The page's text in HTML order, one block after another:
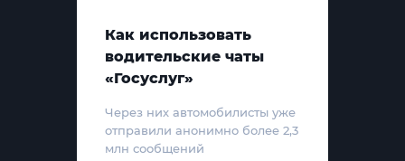
Как использовать
водительские чаты
«Госуслуг»
Через них автомобилисты уже
отправили анонимно более 2,3
млн сообщений